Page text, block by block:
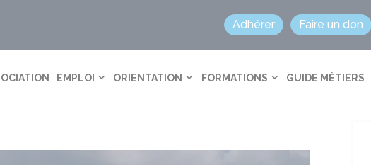
Adhérer Faire un don
EMPLOI ORIENTATION FORMATIONS GUIDE MÉTIERS